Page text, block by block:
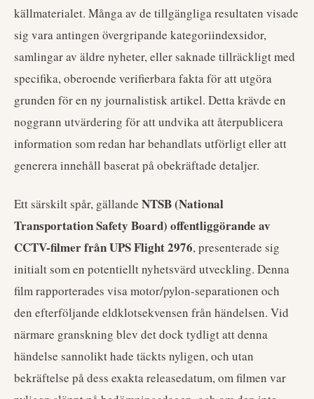
källmaterialet. Många av de tillgängliga resultaten visade
sig vara antingen övergripande kategoriindexsidor,
samlingar av äldre nyheter, eller saknade tillräckligt med
specifika, oberoende verifierbara fakta för att utgöra
grunden för en ny journalistisk artikel. Detta krävde en
noggrann utvärdering för att undvika att återpublicera
information som redan har behandlats utförligt eller att
generera innehåll baserat på obekräftade detaljer.
Ett särskilt spår, gällande NTSB (National
Transportation Safety Board) offentliggörande av
CCTV-filmer från UPS Flight 2976, presenterade sig
initialt som en potentiellt nyhetsvärd utveckling. Denna
film rapporterades visa motor/pylon-separationen och
den efterföljande eldklotsekvensen från händelsen. Vid
närmare granskning blev det dock tydligt att denna
händelse sannolikt hade täckts nyligen, och utan
bekräftelse på dess exakta releasedatum, om filmen var